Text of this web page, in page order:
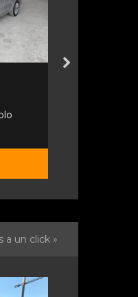
a un click »